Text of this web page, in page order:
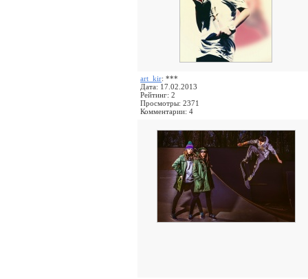
art_kir: ***
Дата: 17.02.2013
Рейтинг: 2
Просмотры: 2371
Комментарии: 4